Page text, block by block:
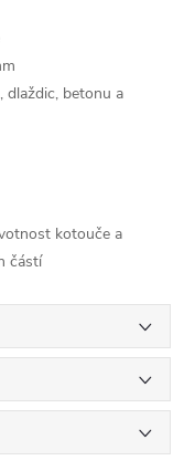
dlaždic, betonu a
kotouče a
částí